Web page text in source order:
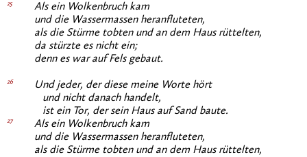
25
Als ein Wolkenbruch kam
und die Wassermassen heranfluteten,
als die Stürme tobten und an dem Haus rüttelten,
da stürzte es nicht ein;
denn es war auf Fels gebaut.
26
Und jeder, der diese meine Worte hört
und nicht danach handelt,
ist ein Tor, der sein Haus auf Sand baute.
27
Als ein Wolkenbruch kam
und die Wassermassen heranfluteten,
als die Stürme tobten und an dem Haus rüttelten,